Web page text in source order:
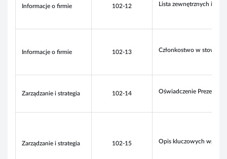
Informacje o firmie 102-12 Lista zewnętrznych
Informacje o firmie 102-13 Członkostwo w
Zarządzanie i strategia 102-14 Oświadczenie Prezesa
Zarządzanie i strategia 102-15 Opis kluczowych